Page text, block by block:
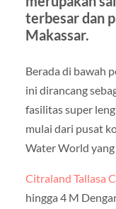
terbesar dan
Makassar.
Berada di bawah
ini dirancang
fasilitas super
mulai dari pusat
Water World
Citraland Tallasa
hingga 4 M